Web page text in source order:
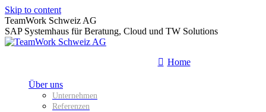
Skip to content
TeamWork Schweiz AG
SAP Systemhaus für Beratung, Cloud und TW Solutions
Home
Über uns
Unternehmen
Referenzen